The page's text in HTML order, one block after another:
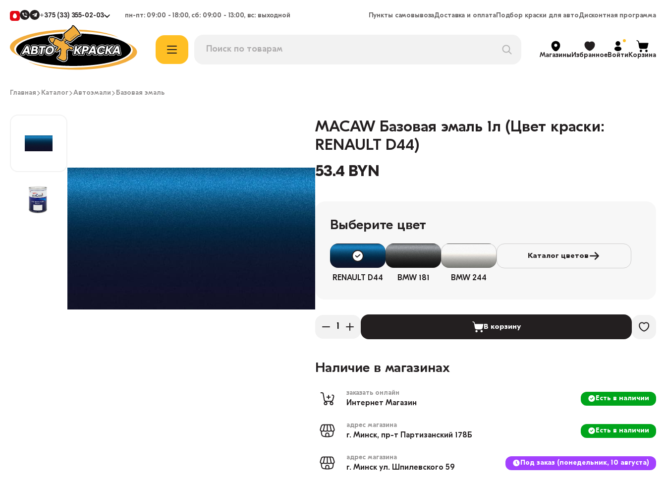
+375 (33) 355-02-03 пн-пт: 09:00 - 18:00, сб: 09:00 - 13:00, вс: выходной Пункты самовывозаДоставка и оплатаПодбор краски для автоДисконтная программа
МагазиныИзбранноеВойтиКорзина
Главная Каталог Автоэмали Базовая эмаль
MACAW Базовая эмаль 1л (Цвет краски:
RENAULT D44)
53.4 BYN
Выберите цвет
RENAULT D44 BMW 181 BMW 244
Каталог цветов
В корзину
Наличие в магазинах
заказать онлайн
Интернет Магазин
Есть в наличии
адрес магазина
г. Минск, пр-т Партизанский 178Б
Есть в наличии
адрес магазина
г. Минск ул. Шпилевского 59
Под заказ (понедельник, 10 августа)